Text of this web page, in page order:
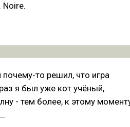
Noire.
то решил, что игра
я был уже кот учёный,
- тем более, к этому